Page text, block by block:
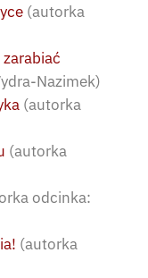
(autorka
Nazimek)
(autorka
(autorka
odcinka:
(autorka